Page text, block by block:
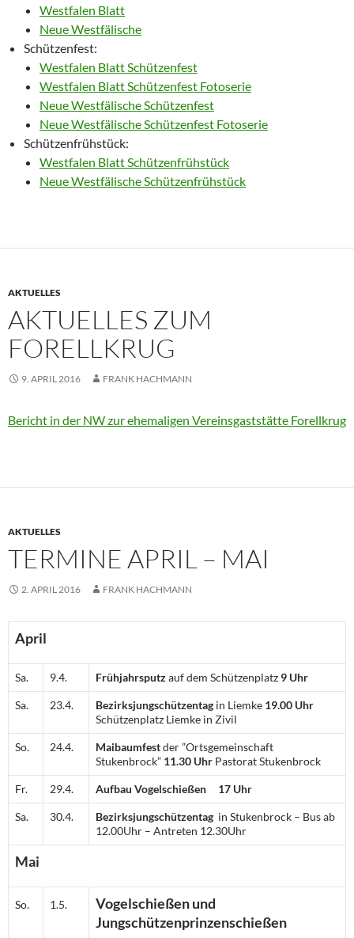
Westfalen Blatt
Neue Westfälische
Schützenfest:
Westfalen Blatt Schützenfest
Westfalen Blatt Schützenfest Fotoserie
Neue Westfälische Schützenfest
Neue Westfälische Schützenfest Fotoserie
Schützenfrühstück:
Westfalen Blatt Schützenfrühstück
Neue Westfälische Schützenfrühstück
AKTUELLES
AKTUELLES ZUM
FORELLKRUG
9. APRIL 2016 FRANK HACHMANN
Bericht in der NW zur ehemaligen Vereinsgaststätte Forellkrug
AKTUELLES
TERMINE APRIL – MAI
2. APRIL 2016 FRANK HACHMANN
April
Sa. 9.4. Frühjahrsputzauf dem Schützenplatz 9 Uhr
Sa. 23.4. Bezirksjungschützentag in Liemke 19.00 Uhr
Schützenplatz Liemke in Zivil
So. 24.4. Maibaumfestder ”Ortsgemeinschaft
Stukenbrock” 11.30 Uhr Pastorat Stukenbrock
Fr. 29.4. Aufbau Vogelschießen 17 Uhr
Sa. 30.4. Bezirksjungschützentag in Stukenbrock – Bus ab
12.00Uhr – Antreten 12.30Uhr
Mai
So. 1.5.
Vogelschießen und
Jungschützenprinzenschießen